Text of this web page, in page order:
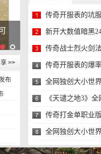
>>
布
传奇开服表的坑
新开大数值暗黑
性-
传奇战士烈火剑
传奇开服表的爆
头？
全网独创大小世
易，可
《天谴之地3》
的传
传奇打金单职业
全网独创大小世
易，可